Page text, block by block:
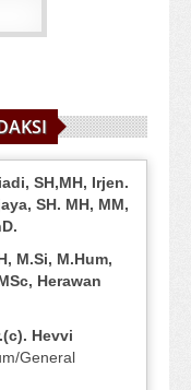
, SH,MH, Irjen.
SH. MH, MM,
M.Si, M.Hum,
, Herawan
Hevvi
General